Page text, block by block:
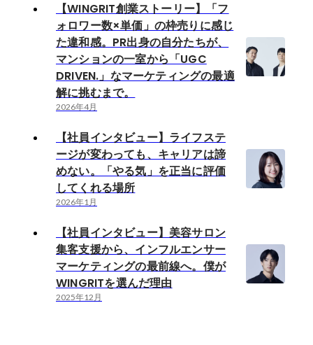
【WINGRIT創業ストーリー】「フ
ォロワー数×単価」の枠売りに感じ
た違和感。PR出身の自分たちが、
マンションの一室から「UGC
DRIVEN.」なマーケティングの最適
解に挑むまで。
2026年4月
【社員インタビュー】ライフステ
ージが変わっても、キャリアは諦
めない。「やる気」を正当に評価
してくれる場所
2026年1月
【社員インタビュー】美容サロン
集客支援から、インフルエンサー
マーケティングの最前線へ。僕が
WINGRITを選んだ理由
2025年12月